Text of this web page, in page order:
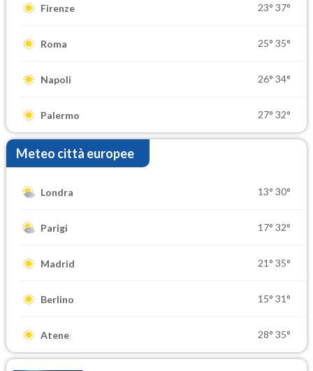
Firenze 23° 37°
Roma 25° 35°
Napoli 26° 34°
Palermo 27° 32°
Meteo città europee
Londra 13° 30°
Parigi 17° 32°
Madrid 21° 35°
Berlino 15° 31°
Atene 28° 35°